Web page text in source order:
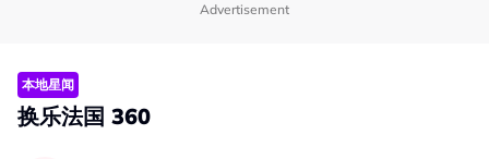
Advertisement
本地星闻
换乐法国 360